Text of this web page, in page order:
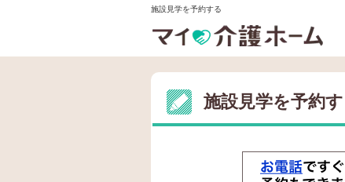
施設見学を予約する
施設見学を予約